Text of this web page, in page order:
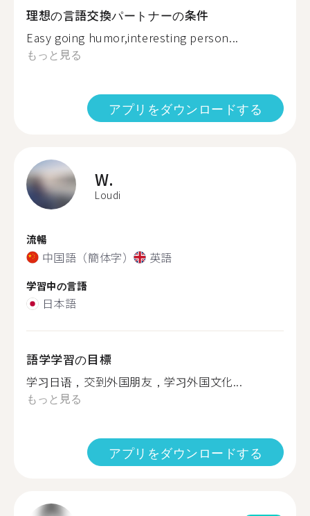
理想の言語交換パートナーの条件
Easy going humor,interesting person...
もっと見る
アプリをダウンロードする
W.
Loudi
流暢
中国語（簡体字） 英語
学習中の言語
日本語
語学学習の目標
学习日语，交到外国朋友，学习外国文化...
もっと見る
アプリをダウンロードする